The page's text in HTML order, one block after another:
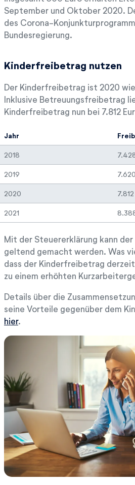
September und Oktober 2020.
des Corona-
Bundesregierung.
Kinderfreibetrag nutzen
Der Kinderfreibetrag ist 2020
Inklusive Betreuungsfreibetrag
Kinderfreibetrag nun bei 7.812
Jahr
2018
2019
2020
2021
Mit der Steuererklärung kann
geltend gemacht werden. Was
dass der Kinderfreibetrag
zu einem erhöhten
Details über die
seine Vorteile gegenüber dem
hier.